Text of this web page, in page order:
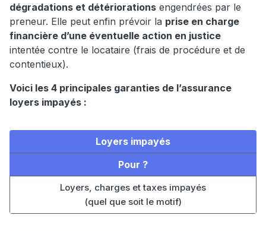
dégradations et détériorations engendrées par le
preneur. Elle peut enfin prévoir la prise en charge
financière d’une éventuelle action en justice
intentée contre le locataire (frais de procédure et de
contentieux).
Voici les 4 principales garanties de l’assurance
loyers impayés :
Loyers impayés
Pour ?
Loyers, charges et taxes impayés
(quel que soit le motif)